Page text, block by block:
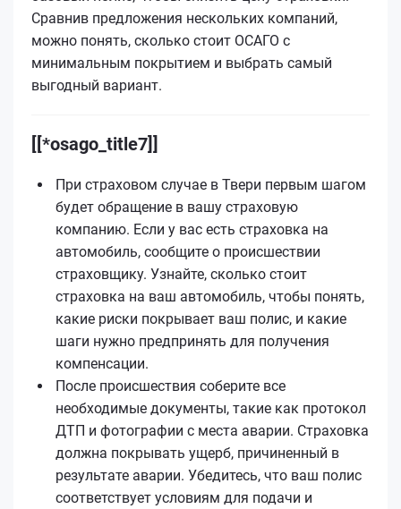
Сравнив предложения нескольких компаний,
можно понять, сколько стоит ОСАГО с
минимальным покрытием и выбрать самый
выгодный вариант.
[[*osago_title7]]
При страховом случае в Твери первым шагом
будет обращение в вашу страховую
компанию. Если у вас есть страховка на
автомобиль, сообщите о происшествии
страховщику. Узнайте, сколько стоит
страховка на ваш автомобиль, чтобы понять,
какие риски покрывает ваш полис, и какие
шаги нужно предпринять для получения
компенсации.
После происшествия соберите все
необходимые документы, такие как протокол
ДТП и фотографии с места аварии. Страховка
должна покрывать ущерб, причиненный в
результате аварии. Убедитесь, что ваш полис
соответствует условиям для подачи и